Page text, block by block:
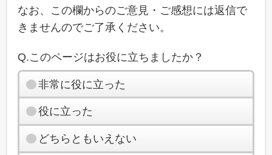
なお、この欄からのご意見・ご感想には返信で
きませんのでご了承ください。
Q.このページはお役に立ちましたか？
非常に役に立った
役に立った
どちらともいえない